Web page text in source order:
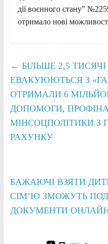
дії воєнного стану”
отримало нові
← БІЛЬШЕ 2,5
ЕВАКУЮЮТЬСЯ З
ОТРИМАЛИ 6
ДОПОМОГИ,
МІНСОЦПОЛІТИКИ З
РАХУНКУ
БАЖАЮЧІ ВЗЯТИ
СІМ’Ю ЗМОЖУТЬ
ДОКУМЕНТИ